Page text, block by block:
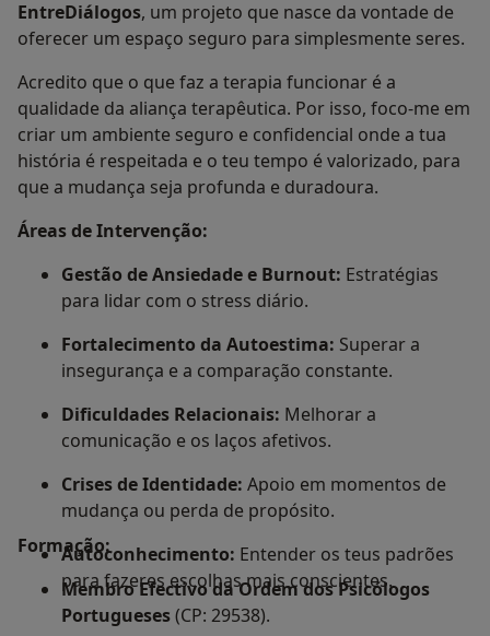
EntreDiálogos, um projeto que nasce da vontade de
oferecer um espaço seguro para simplesmente seres.
Acredito que o que faz a terapia funcionar é a
qualidade da aliança terapêutica. Por isso, foco-me em
criar um ambiente seguro e confidencial onde a tua
história é respeitada e o teu tempo é valorizado, para
que a mudança seja profunda e duradoura.
Áreas de Intervenção:
Gestão de Ansiedade e Burnout: Estratégias
para lidar com o stress diário.
Fortalecimento da Autoestima: Superar a
insegurança e a comparação constante.
Dificuldades Relacionais: Melhorar a
comunicação e os laços afetivos.
Crises de Identidade: Apoio em momentos de
mudança ou perda de propósito.
Autoconhecimento: Entender os teus padrões
para fazeres escolhas mais conscientes.
Formação:
Membro Efectivo da Ordem dos Psicólogos
Portugueses(CP: 29538).